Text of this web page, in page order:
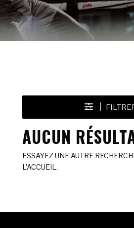
AUCUN
ESSAYEZ UNE AUTRE
L'ACCUEIL.